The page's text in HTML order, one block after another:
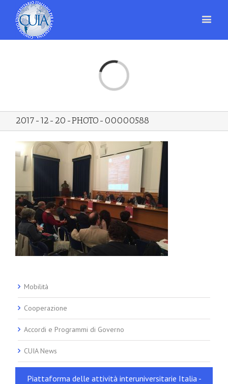
Loading...
2017-12-20-PHOTO-00000588
Mobilità
Cooperazione
Accordi e Programmi di Governo
CUIA News
Piattaforma delle attività interuniversitarie Italia -